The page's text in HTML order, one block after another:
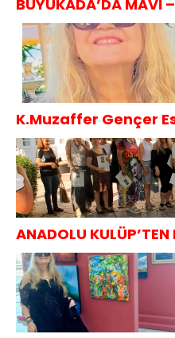
BÜYÜKADA’DA MAVİ
K.Muzaffer Gençer
ANADOLU KULÜP’TEN